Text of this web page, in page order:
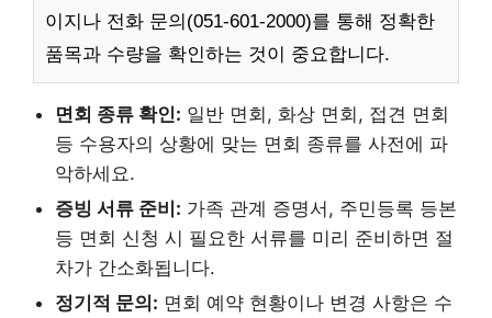
이지나 전화 문의(051-601-2000)를 통해 정확한
품목과 수량을 확인하는 것이 중요합니다.
면회 종류 확인: 일반 면회, 화상 면회, 접견 면회
등 수용자의 상황에 맞는 면회 종류를 사전에 파
악하세요.
증빙 서류 준비: 가족 관계 증명서, 주민등록 등본
등 면회 신청 시 필요한 서류를 미리 준비하면 절
차가 간소화됩니다.
정기적 문의: 면회 예약 현황이나 변경 사항은 수